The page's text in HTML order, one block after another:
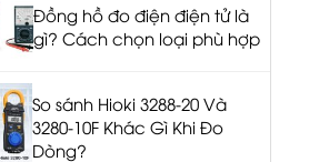
Đồng hồ đo điện điện tử là
gì? Cách chọn loại phù hợp
So sánh Hioki 3288-20 Và
3280-10F Khác Gì Khi Đo
Dòng?